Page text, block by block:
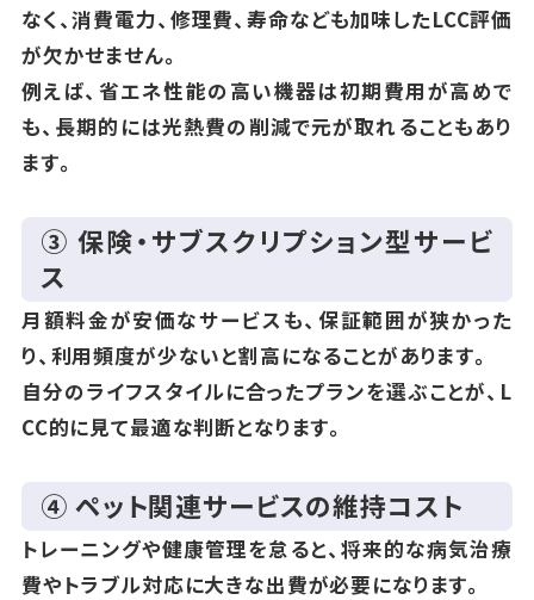
なく、消費電力、修理費、寿命なども加味したLCC評価
が欠かせません。
例えば、省エネ性能の高い機器は初期費用が高めで
も、長期的には光熱費の削減で元が取れることもあり
ます。
③ 保険・サブスクリプション型サービ
ス
月額料金が安価なサービスも、保証範囲が狭かった
り、利用頻度が少ないと割高になることがあります。
自分のライフスタイルに合ったプランを選ぶことが、L
CC的に見て最適な判断となります。
④ ペット関連サービスの維持コスト
トレーニングや健康管理を怠ると、将来的な病気治療
費やトラブル対応に大きな出費が必要になります。